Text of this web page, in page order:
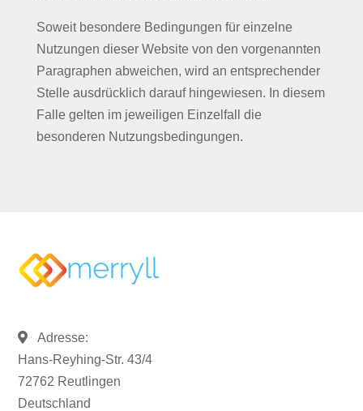
Soweit besondere Bedingungen für einzelne
Nutzungen dieser Website von den vorgenannten
Paragraphen abweichen, wird an entsprechender
Stelle ausdrücklich darauf hingewiesen. In diesem
Falle gelten im jeweiligen Einzelfall die
besonderen Nutzungsbedingungen.
Adresse:
Hans-Reyhing-Str. 43/4
72762 Reutlingen
Deutschland